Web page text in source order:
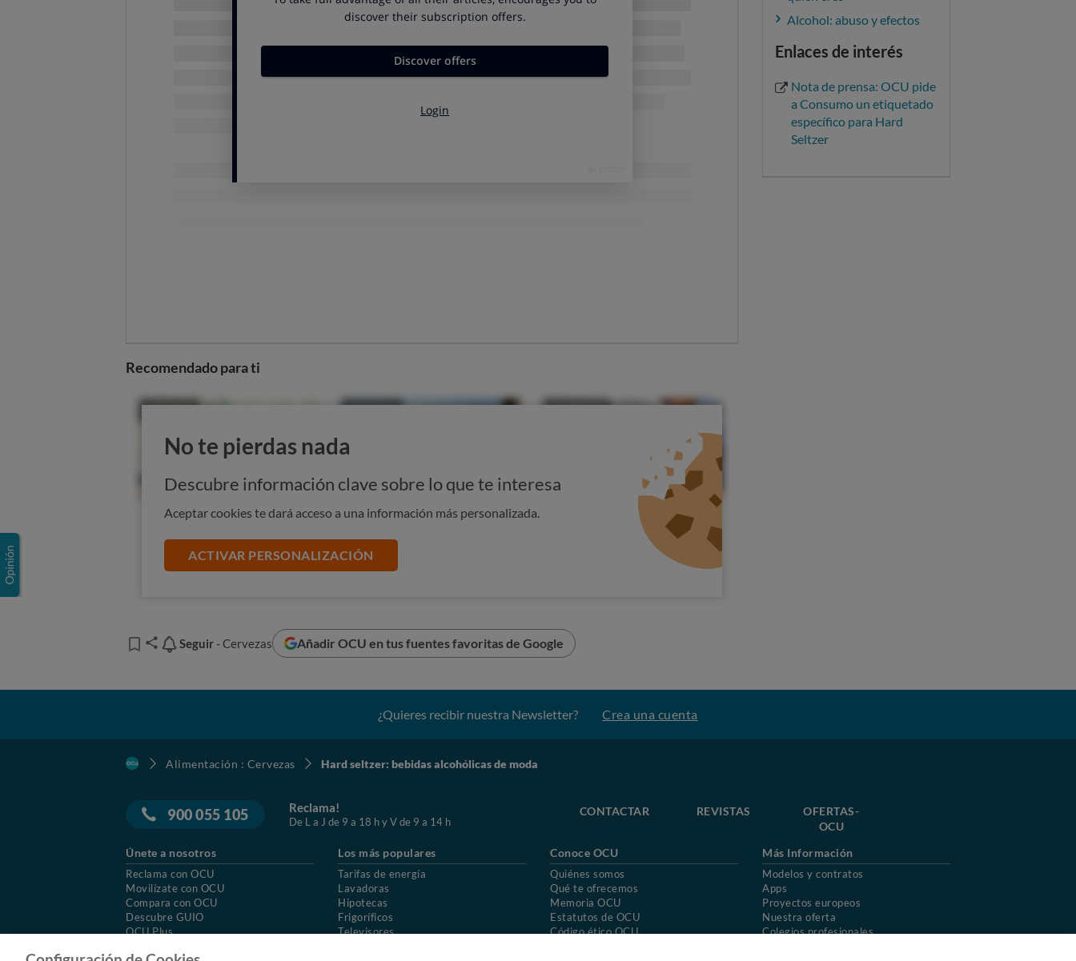
la publicidad de estas bebidas minimiza el riesgo de la ingesta de alcohol
estos productos es real.
pueden llevar a pensar que son refrescos, las bebidas hard seltzer llevan alcohol. Por eso,
que destaque su graduación alcohólica de manera visible en el envase, y se eviten los
Recomendado para ti
No te pierdas nada
Descubre información clave sobre lo que te interesa
Aceptar cookies te dará acceso a una información más personalizada.
ACTIVAR PERSONALIZACIÓN
Alcohol: abuso y efectos
Enlaces de interés
Nota de prensa: OCU pide
a Consumo un etiquetado
específico para Hard
Seltzer
Seguir
Seguir - Cervezas Añadir OCU en tus fuentes favoritas de Google
¿Quieres recibir nuestra Newsletter? Crea una cuenta
Alimentación : Cervezas Hard seltzer: bebidas alcohólicas de moda
900 055 105 Reclama!
De L a J de 9 a 18 h y V de 9 a 14 h
CONTACTAR REVISTAS
OFERTAS-
OCU
Únete a nosotros
Reclama con OCU
Movilízate con OCU
Compara con OCU
Descubre GUIO
OCU Plus
Los más populares
Tarifas de energía
Lavadoras
Hipotecas
Frigoríficos
Televisores
Conoce OCU
Quiénes somos
Qué te ofrecemos
Memoria OCU
Estatutos de OCU
Código ético OCU
Más Información
Modelos y contratos
Apps
Proyectos europeos
Nuestra oferta
Colegios profesionales